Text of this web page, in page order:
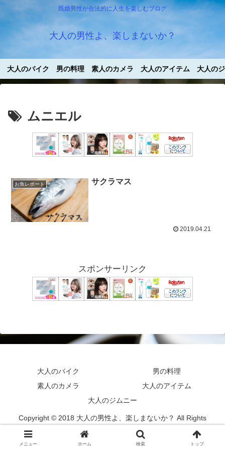
既婚男性が合法的に人生を楽しむブログ
大人の男性よ、楽しまないか？
大人のバイク 男の料理 素人のカメラ 大人のアイテム 大人の
ムニエル
お魚レポート サクラマス
2019.04.21
スポンサーリンク
大人のバイク
男の料理
素人のカメラ
大人のアイテム
大人のジムニー
Copyright © 2018 大人の男性よ、楽しまないか？ All Rights
メニュー ホーム 検索 トップ